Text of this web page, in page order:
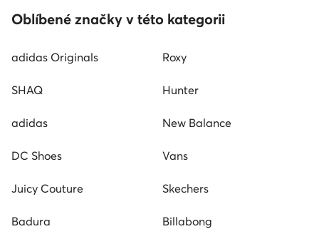
Oblíbené značky v této kategorii
adidas Originals Roxy
SHAQ Hunter
adidas New Balance
DC Shoes Vans
Juicy Couture Skechers
Badura Billabong